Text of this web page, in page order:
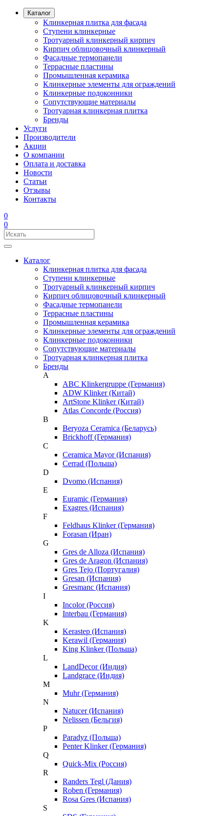
Каталог
Клинкерная плитка для фасада
Ступени клинкерные
Тротуарный клинкерный кирпич
Кирпич облицовочный клинкерный
Фасадные термопанели
Террасные пластины
Промышленная керамика
Клинкерные элементы для ограждений
Клинкерные подоконники
Сопутствующие материалы
Тротуарная клинкерная плитка
Бренды
Услуги
Производители
Акции
О компании
Оплата и доставка
Новости
Статьи
Отзывы
Контакты
0
0
Каталог
Клинкерная плитка для фасада
Ступени клинкерные
Тротуарный клинкерный кирпич
Кирпич облицовочный клинкерный
Фасадные термопанели
Террасные пластины
Промышленная керамика
Клинкерные элементы для ограждений
Клинкерные подоконники
Сопутствующие материалы
Тротуарная клинкерная плитка
Бренды
A
ABC Klinkergruppe (Германия)
ADW Klinker (Китай)
ArtStone Klinker (Китай)
Atlas Concorde (Россия)
B
Beryoza Ceramica (Беларусь)
Brickhoff (Германия)
C
Ceramica Mayor (Испания)
Cerrad (Польша)
D
Dvomo (Испания)
E
Euramic (Германия)
Exagres (Испания)
F
Feldhaus Klinker (Германия)
Forasan (Иран)
G
Gres de Alloza (Испания)
Gres de Aragon (Испания)
Gres Tejo (Португалия)
Gresan (Испания)
Gresmanc (Испания)
I
Incolor (Россия)
Interbau (Германия)
K
Kerastep (Испания)
Kerawil (Германия)
King Klinker (Польша)
L
LandDecor (Индия)
Landgrace (Индия)
M
Muhr (Германия)
N
Natucer (Испания)
Nelissen (Бельгия)
P
Paradyz (Польша)
Penter Klinker (Германия)
Q
Quick-Mix (Россия)
R
Randers Tegl (Дания)
Roben (Германия)
Rosa Gres (Испания)
S